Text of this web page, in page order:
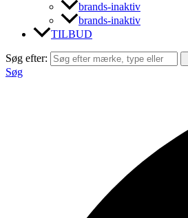
brands-inaktiv
brands-inaktiv
TILBUD
Søg efter:
Søg